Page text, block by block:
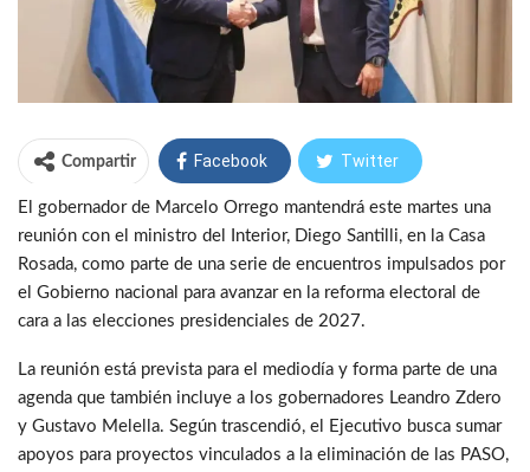
Compartir Facebook Twitter
WhatsApp Telegram
El gobernador de Marcelo Orrego mantendrá este martes una
reunión con el ministro del Interior, Diego Santilli, en la Casa
Rosada, como parte de una serie de encuentros impulsados por
el Gobierno nacional para avanzar en la reforma electoral de
cara a las elecciones presidenciales de 2027.
La reunión está prevista para el mediodía y forma parte de una
agenda que también incluye a los gobernadores Leandro Zdero
y Gustavo Melella. Según trascendió, el Ejecutivo busca sumar
apoyos para proyectos vinculados a la eliminación de las PASO,